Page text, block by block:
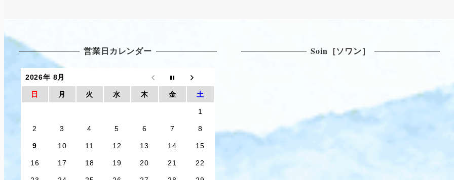
営業日カレンダー
2026年 8月
日 月 火 水 木 金 土
1
2 3 4 5 6 7 8
9 10 11 12 13 14 15
16 17 18 19 20 21 22
Soin［ソワン］